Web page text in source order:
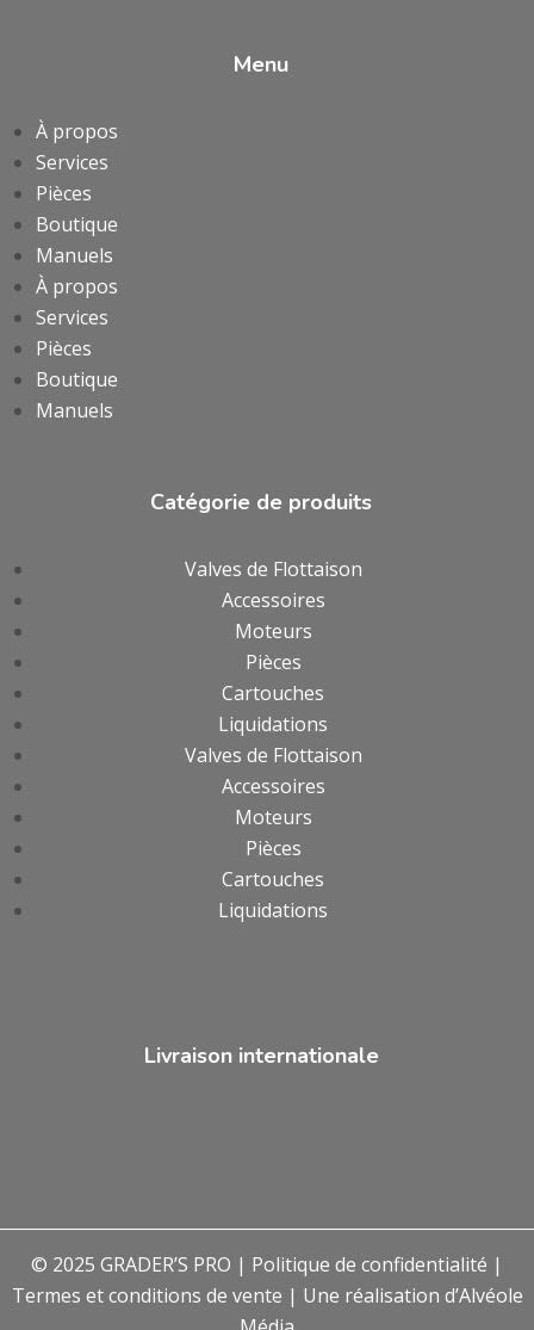
Menu
À propos
Services
Pièces
Boutique
Manuels
À propos
Services
Pièces
Boutique
Manuels
Catégorie de produits
Valves de Flottaison
Accessoires
Moteurs
Pièces
Cartouches
Liquidations
Valves de Flottaison
Accessoires
Moteurs
Pièces
Cartouches
Liquidations
Livraison internationale
© 2025 GRADER’S PRO | Politique de confidentialité |
Termes et conditions de vente | Une réalisation d’Alvéole